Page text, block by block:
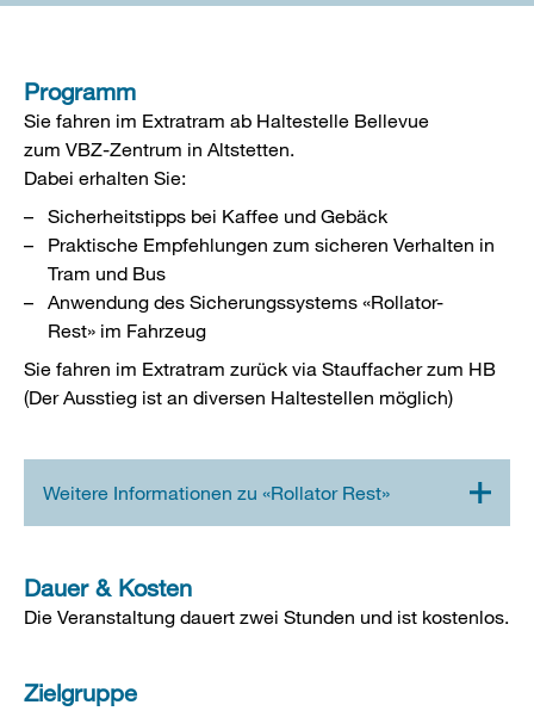
Programm
Sie fahren im Extratram ab Haltestelle Bellevue
zum VBZ-Zentrum in Altstetten.
Dabei erhalten Sie:
Sicherheitstipps bei Kaffee und Gebäck
Praktische Empfehlungen zum sicheren Verhalten in
Tram und Bus
Anwendung des Sicherungssystems «Rollator-
Rest» im Fahrzeug
Sie fahren im Extratram zurück via Stauffacher zum HB
(Der Ausstieg ist an diversen Haltestellen möglich)
Dauer & Kosten
Die Veranstaltung dauert zwei Stunden und ist kostenlos.
Zielgruppe